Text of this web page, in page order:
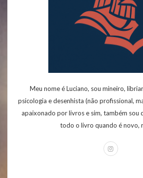
Meu nome é Luciano, sou mineiro,
psicologia e desenhista (não profissional,
apaixonado por livros e sim, também sou
todo o livro quando é novo,